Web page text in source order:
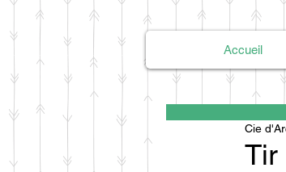
Accueil
Tir
Cie